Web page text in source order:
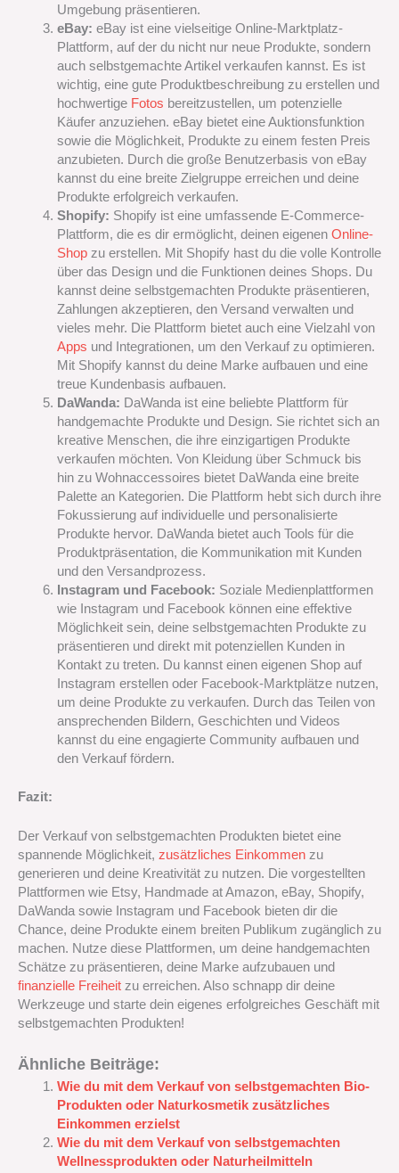
Umgebung präsentieren.
eBay: eBay ist eine vielseitige Online-Marktplatz-
Plattform, auf der du nicht nur neue Produkte, sondern
auch selbstgemachte Artikel verkaufen kannst. Es ist
wichtig, eine gute Produktbeschreibung zu erstellen und
hochwertige Fotos bereitzustellen, um potenzielle
Käufer anzuziehen. eBay bietet eine Auktionsfunktion
sowie die Möglichkeit, Produkte zu einem festen Preis
anzubieten. Durch die große Benutzerbasis von eBay
kannst du eine breite Zielgruppe erreichen und deine
Produkte erfolgreich verkaufen.
Shopify: Shopify ist eine umfassende E-Commerce-
Plattform, die es dir ermöglicht, deinen eigenen Online-
Shopzu erstellen. Mit Shopify hast du die volle Kontrolle
über das Design und die Funktionen deines Shops. Du
kannst deine selbstgemachten Produkte präsentieren,
Zahlungen akzeptieren, den Versand verwalten und
vieles mehr. Die Plattform bietet auch eine Vielzahl von
Apps und Integrationen, um den Verkauf zu optimieren.
Mit Shopify kannst du deine Marke aufbauen und eine
treue Kundenbasis aufbauen.
DaWanda: DaWanda ist eine beliebte Plattform für
handgemachte Produkte und Design. Sie richtet sich an
kreative Menschen, die ihre einzigartigen Produkte
verkaufen möchten. Von Kleidung über Schmuck bis
hin zu Wohnaccessoires bietet DaWanda eine breite
Palette an Kategorien. Die Plattform hebt sich durch ihre
Fokussierung auf individuelle und personalisierte
Produkte hervor. DaWanda bietet auch Tools für die
Produktpräsentation, die Kommunikation mit Kunden
und den Versandprozess.
Instagram und Facebook: Soziale Medienplattformen
wie Instagram und Facebook können eine effektive
Möglichkeit sein, deine selbstgemachten Produkte zu
präsentieren und direkt mit potenziellen Kunden in
Kontakt zu treten. Du kannst einen eigenen Shop auf
Instagram erstellen oder Facebook-Marktplätze nutzen,
um deine Produkte zu verkaufen. Durch das Teilen von
ansprechenden Bildern, Geschichten und Videos
kannst du eine engagierte Community aufbauen und
den Verkauf fördern.
Fazit:
Der Verkauf von selbstgemachten Produkten bietet eine
spannende Möglichkeit, zusätzliches Einkommen zu
generieren und deine Kreativität zu nutzen. Die vorgestellten
Plattformen wie Etsy, Handmade at Amazon, eBay, Shopify,
DaWanda sowie Instagram und Facebook bieten dir die
Chance, deine Produkte einem breiten Publikum zugänglich zu
machen. Nutze diese Plattformen, um deine handgemachten
Schätze zu präsentieren, deine Marke aufzubauen und
finanzielle Freiheit zu erreichen. Also schnapp dir deine
Werkzeuge und starte dein eigenes erfolgreiches Geschäft mit
selbstgemachten Produkten!
Ähnliche Beiträge:
Wie du mit dem Verkauf von selbstgemachten Bio-
Produkten oder Naturkosmetik zusätzliches
Einkommen erzielst
Wie du mit dem Verkauf von selbstgemachten
Wellnessprodukten oder Naturheilmitteln